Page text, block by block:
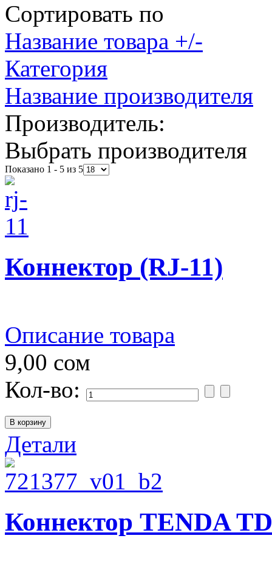
Сортировать по
Название товара +/-
Категория
Название производителя
Производитель:
Выбрать производителя
Показано 1 - 5 из 5
Коннектор (RJ-11)
Описание товара
9,00 сом
Кол-во:
Детали
Коннектор TENDA